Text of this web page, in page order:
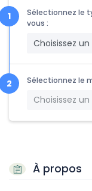
À propos
Sélectionnez le
vous :
Choisissez
Sélectionnez le
Choisissez